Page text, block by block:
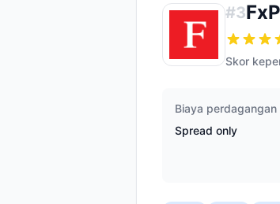
#3
Skor
Biaya perdagangan
Spread only